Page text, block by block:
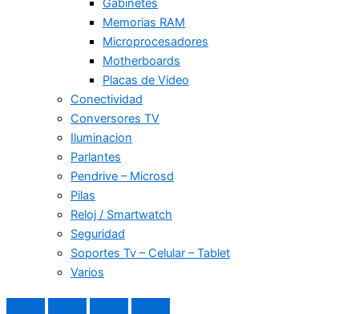
Gabinetes
Memorias RAM
Microprocesadores
Motherboards
Placas de Video
Conectividad
Conversores TV
Iluminacion
Parlantes
Pendrive – Microsd
Pilas
Reloj / Smartwatch
Seguridad
Soportes Tv – Celular – Tablet
Varios